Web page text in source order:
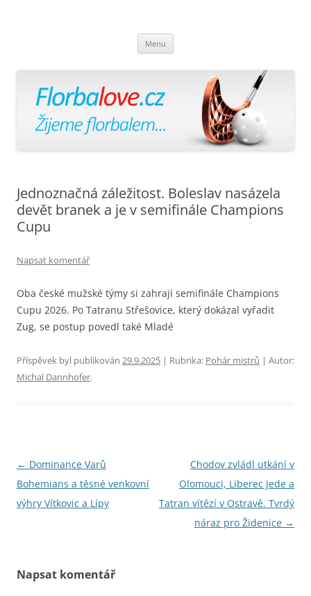
Menu
webu
Jednoznačná záležitost. Boleslav nasázela
devět branek a je v semifinále Champions
Cupu
Napsat komentář
Oba české mužské týmy si zahrají semifinále Champions
Cupu 2026. Po Tatranu Střešovice, který dokázal vyřadit
Zug, se postup povedl také Mladé
Příspěvek byl publikován 29.9.2025 | Rubrika: Pohár mistrů | Autor:
Michal Dannhofer.
Navigace
pro
příspěvky
← Dominance Varů
Bohemians a těsné venkovní
výhry Vítkovic a Lípy
Chodov zvládl utkání v
Olomouci, Liberec jede a
Tatran vítězí v Ostravě. Tvrdý
náraz pro Židenice →
Napsat komentář